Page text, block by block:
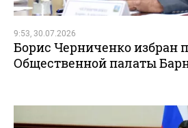
9:53, 30.07.2026
Борис Черниченко избран
Общественной палаты